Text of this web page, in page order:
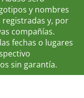
y nombres
registradas y, por
compañías.
fechas o lugares
sin garantía.